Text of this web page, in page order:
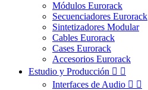
Módulos Eurorack
Secuenciadores Eurorack
Sintetizadores Modular
Cables Eurorack
Cases Eurorack
Accesorios Eurorack
Estudio y Producción  
Interfaces de Audio  